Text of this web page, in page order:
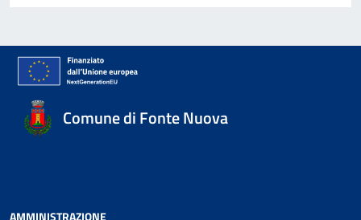
Comune di Fonte Nuova
AMMINISTRAZIONE